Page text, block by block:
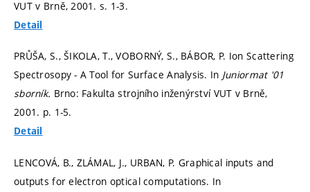
VUT v Brně, 2001.s. 1-3.
Detail
PRŮŠA, S., ŠIKOLA, T., VOBORNÝ, S., BÁBOR, P. Ion Scattering
Spectrosopy - A Tool for Surface Analysis. In Juniormat '01
sborník. Brno: Fakulta strojního inženýrství VUT v Brně,
2001. p. 1-5.
Detail
LENCOVÁ, B., ZLÁMAL, J., URBAN, P. Graphical inputs and
outputs for electron optical computations. In